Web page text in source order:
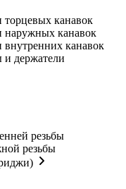
торцевых канавок
наружных канавок
внутренних канавок
и держатели
резьбы
резьбы